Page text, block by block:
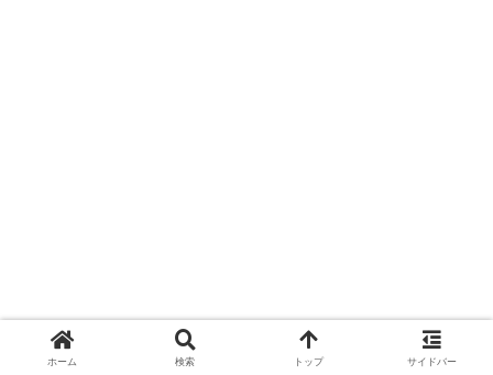
ホーム 検索 トップ サイドバー